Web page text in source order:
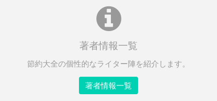
著者情報一覧
節約大全の個性的なライター陣を紹介します。
著者情報一覧